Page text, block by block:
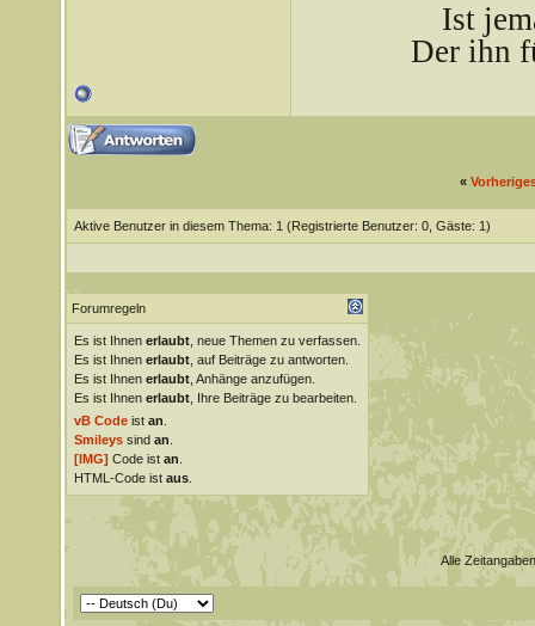
Ist
Der ihn
«
Aktive Benutzer in diesem Thema: 1 (Registrierte Benutzer: 0, Gäste: 1)
Forumregeln
Es ist Ihnen erlaubt, neue Themen zu verfassen.
Es ist Ihnen erlaubt, auf Beiträge zu antworten.
Es ist Ihnen erlaubt, Anhänge anzufügen.
Es ist Ihnen erlaubt, Ihre Beiträge zu bearbeiten.
vB Codeist an
Smileyssind an
[IMG] Code ist an
HTML-Code ist aus.
Alle